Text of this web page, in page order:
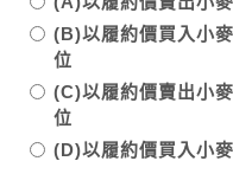
(B)以履約價買入小
位
(C)以履約價賣出小
位
(D)以履約價買入小麥